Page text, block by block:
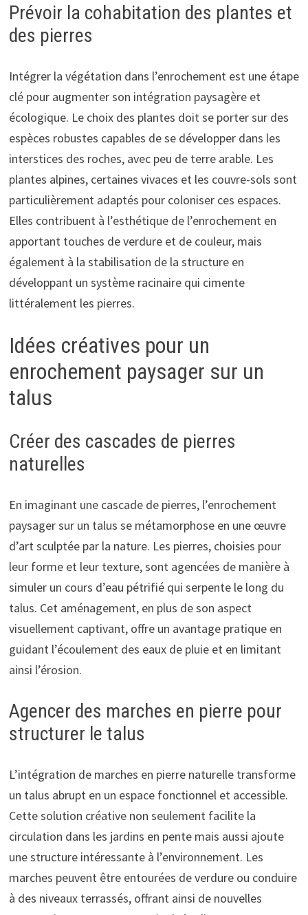
Prévoir la cohabitation des plantes et
des pierres
Intégrer la végétation dans l’enrochement est une étape
clé pour augmenter son intégration paysagère et
écologique. Le choix des plantes doit se porter sur des
espèces robustes capables de se développer dans les
interstices des roches, avec peu de terre arable. Les
plantes alpines, certaines vivaces et les couvre-sols sont
particulièrement adaptés pour coloniser ces espaces.
Elles contribuent à l’esthétique de l’enrochement en
apportant touches de verdure et de couleur, mais
également à la stabilisation de la structure en
développant un système racinaire qui cimente
littéralement les pierres.
Idées créatives pour un
enrochement paysager sur un
talus
Créer des cascades de pierres
naturelles
En imaginant une cascade de pierres, l’enrochement
paysager sur un talus se métamorphose en une œuvre
d’art sculptée par la nature. Les pierres, choisies pour
leur forme et leur texture, sont agencées de manière à
simuler un cours d’eau pétrifié qui serpente le long du
talus. Cet aménagement, en plus de son aspect
visuellement captivant, offre un avantage pratique en
guidant l’écoulement des eaux de pluie et en limitant
ainsi l’érosion.
Agencer des marches en pierre pour
structurer le talus
L’intégration de marches en pierre naturelle transforme
un talus abrupt en un espace fonctionnel et accessible.
Cette solution créative non seulement facilite la
circulation dans les jardins en pente mais aussi ajoute
une structure intéressante à l’environnement. Les
marches peuvent être entourées de verdure ou conduire
à des niveaux terrassés, offrant ainsi de nouvelles